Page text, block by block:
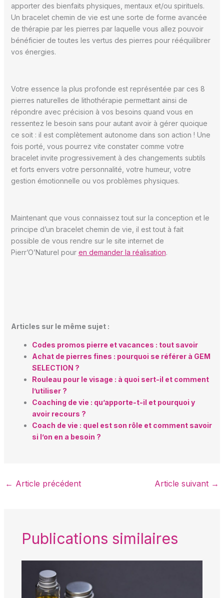
apporter des bienfaits physiques, mentaux et/ou spirituels.
Un bracelet chemin de vie est une sorte de forme avancée
de thérapie par les pierres par laquelle vous allez pouvoir
bénéficier de toutes les vertus des pierres pour rééquilibrer
vos énergies.
Votre essence la plus profonde est représentée par ces 8
pierres naturelles de lithothérapie permettant ainsi de
répondre avec précision à vos besoins quand vous en
ressentez le besoin sans pour autant avoir à gérer quoique
ce soit : il est complètement autonome dans son action ! Une
fois porté, vous pourrez vite constater comme votre
bracelet invite progressivement à des changements subtils
et forts envers votre personnalité, votre humeur, votre
gestion émotionnelle ou vos problèmes physiques.
Maintenant que vous connaissez tout sur la conception et le
principe d’un bracelet chemin de vie, il est tout à fait
possible de vous rendre sur le site internet de
Pierr’O’Naturel pour en demander la réalisation.
Articles sur le même sujet :
Codes promos pierre et vacances : tout savoir
Achat de pierres fines : pourquoi se référer à GEM
SELECTION ?
Rouleau pour le visage : à quoi sert-il et comment
l’utiliser ?
Coaching de vie : qu’apporte-t-il et pourquoi y
avoir recours ?
Coach de vie : quel est son rôle et comment savoir
si l’on en a besoin ?
← Article précédent Article suivant →
Publications similaires